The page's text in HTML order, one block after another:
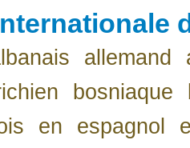
allemand
bosniaque
en espagnol